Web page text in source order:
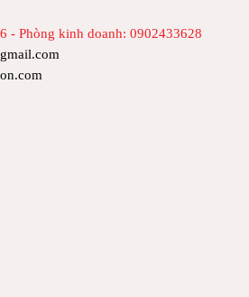
- Phòng kinh doanh: 0902433628